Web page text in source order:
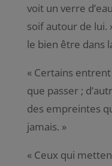
voit un verre
soif autour de lui.
le bien être dans
« Certains
que passer ;
des empreintes
jamais. »
« Ceux qui